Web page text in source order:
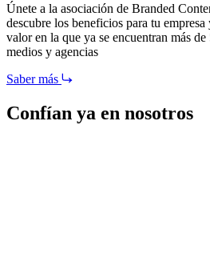
Únete a la asociación de Branded
descubre los beneficios para tu
valor en la que ya se encuentran más
medios y agencias
Saber más
Confían ya en nosotros